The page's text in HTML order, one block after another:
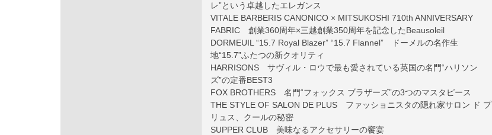
レ”という卓越したエレガンス
VITALE BARBERIS CANONICO × MITSUKOSHI 710th ANNIVERSARY
FABRIC 創業360周年×三越創業350周年を記念したBeausoleil
DORMEUIL “15.7 Royal Blazer” “15.7 Flannel” ドーメルの名作生
地“15.7”ふたつの新クオリティ
HARRISONS サヴィル・ロウで最も愛されている英国の名門“ハリソン
ズ”の定番BEST3
FOX BROTHERS 名門“フォックス ブラザーズ”の3つのマスタピース
THE STYLE OF SALON DE PLUS ファッショニスタの隠れ家サロン ド プ
リュス、クールの秘密
SUPPER CLUB 美味なるアクセサリーの饗宴